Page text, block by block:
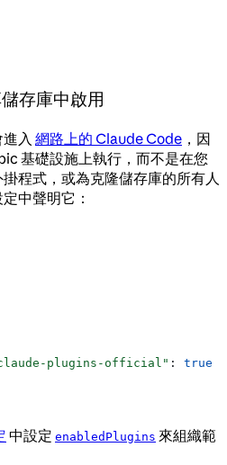
存庫中啟用
入 網路上的 Claude Code ，因
基礎設施上執行，而不是在您
程式，或為克隆儲存庫的所有人
中聲明它：
plugins-official"
: true
中設定 enabledPlugins 來組織範